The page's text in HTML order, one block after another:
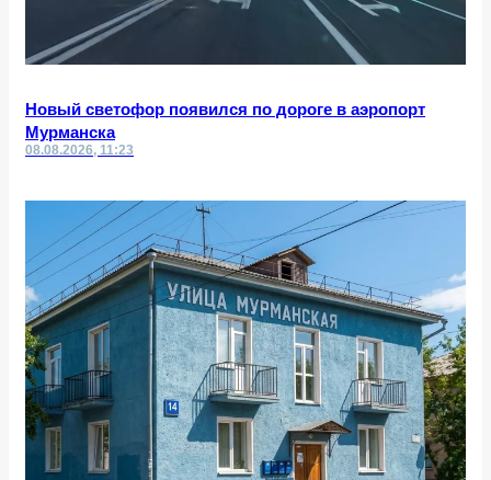
Новый светофор появился по дороге в аэропорт
Мурманска
08.08.2026, 11:23